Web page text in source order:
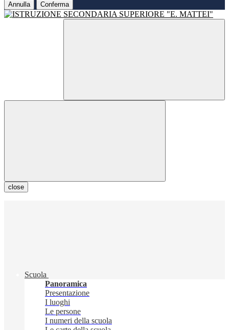
Annulla Conferma
close
Scuola
Panoramica
Presentazione
I luoghi
Le persone
I numeri della scuola